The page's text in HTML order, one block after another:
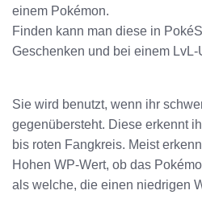
einem Pokémon.
Finden kann man diese in
Geschenken und bei einem LvL-
Sie wird benutzt, wenn ihr
gegenübersteht. Diese erkennt
bis roten Fangkreis. Meist
Hohen WP-Wert, ob das
als welche, die einen niedrigen